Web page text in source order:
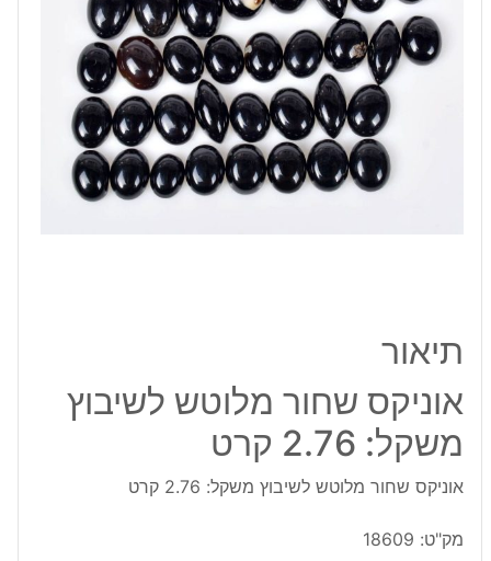
תיאור
אוניקס שחור מלוטש לשיבוץ
משקל: 2.76 קרט
אוניקס שחור מלוטש לשיבוץ משקל: 2.76 קרט
מק"ט: 18609